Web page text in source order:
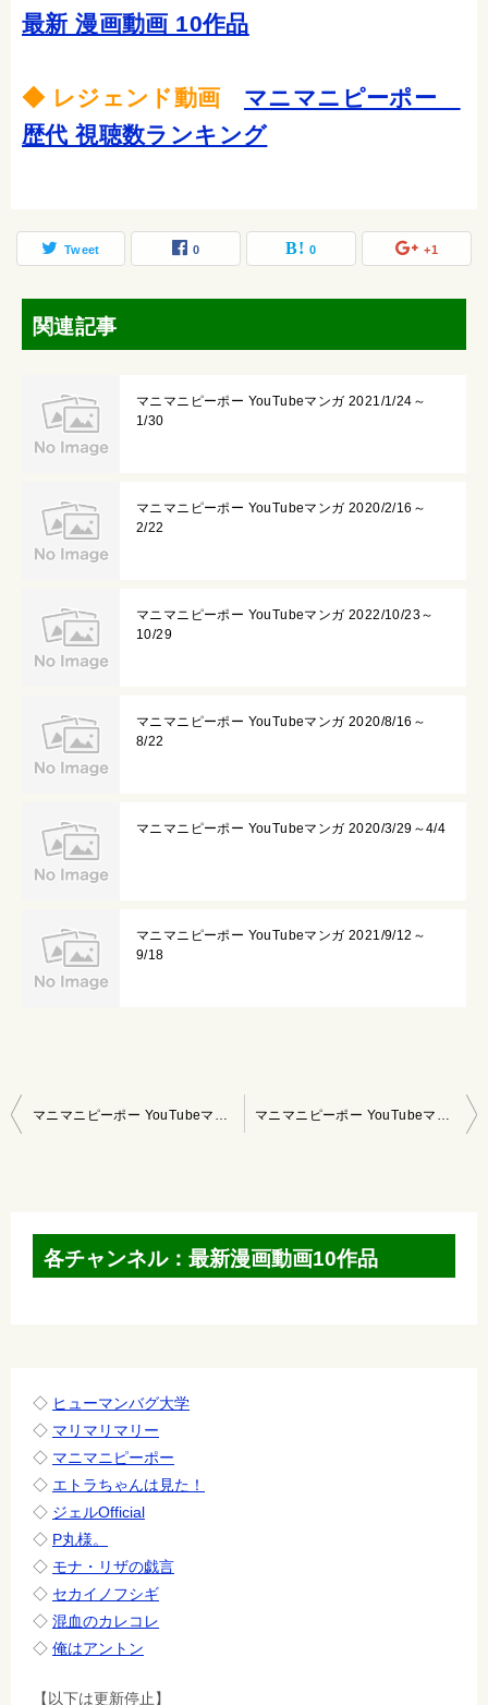
最新 漫画動画 10作品
◆ レジェンド動画 マニマニピーポー
歴代 視聴数ランキング
Tweet 0 0 +1
関連記事
マニマニピーポー YouTubeマンガ 2021/1/24～
1/30
マニマニピーポー YouTubeマンガ 2020/2/16～
2/22
マニマニピーポー YouTubeマンガ 2022/10/23～
10/29
マニマニピーポー YouTubeマンガ 2020/8/16～
8/22
マニマニピーポー YouTubeマンガ 2020/3/29～4/4
マニマニピーポー YouTubeマンガ 2021/9/12～
9/18
投
マニマニピーポー YouTubeマンガ 2021/5/2～5/8 マニマニピーポー YouTubeマンガ 2021/5/16～5/22
各チャンネル：最新漫画動画10作品
◇ ヒューマンバグ大学
◇ マリマリマリー
◇ マニマニピーポー
◇ エトラちゃんは見た！
◇ ジェルOfficial
◇ P丸様。
◇ モナ・リザの戯言
◇ セカイノフシギ
◇ 混血のカレコレ
◇ 俺はアントン
【以下は更新停止】